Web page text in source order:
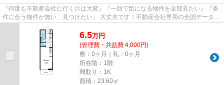
『何度も不動産会社に行くのは大変』『一回で気になる物件を全部見たい』『条
件に合う物件が無い、見つけたい』 大丈夫です！不動産会社専用の全国データベ
ースを利用して、エリアを問...
6.5万円
(管理費・共益費 4,000円)
敷：0ヶ月｜礼：0ヶ月
所在階：1階
間取り：1K
面積：23.60㎡